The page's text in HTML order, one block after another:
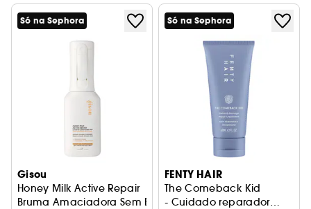
Só na Sephora
Gisou
Honey Milk Active Repair
Bruma Amaciadora Sem Enxaguar Reparação
Só na Sephora
FENTY HAIR
The Comeback Kid
- Cuidado reparador